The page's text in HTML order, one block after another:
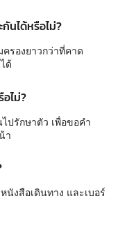
นได้หรือไม่?
รองยาวกว่าที่คาด
ด้
ไม่?
ปรักษาตัว เพื่อขอคำ
า
งสือเดินทาง และเบอร์